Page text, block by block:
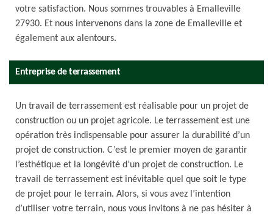
votre satisfaction. Nous sommes trouvables à Emalleville
27930. Et nous intervenons dans la zone de Emalleville et
également aux alentours.
Entreprise de terrassement
Un travail de terrassement est réalisable pour un projet de
construction ou un projet agricole. Le terrassement est une
opération très indispensable pour assurer la durabilité d’un
projet de construction. C’est le premier moyen de garantir
l’esthétique et la longévité d’un projet de construction. Le
travail de terrassement est inévitable quel que soit le type
de projet pour le terrain. Alors, si vous avez l’intention
d’utiliser votre terrain, nous vous invitons à ne pas hésiter à